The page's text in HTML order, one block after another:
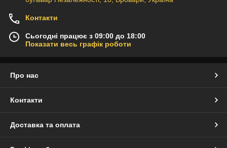
Контакти
Сьогодні працює з 09:00 до 18:00
Показати весь графік роботи
Про нас
Контакти
Доставка та оплата